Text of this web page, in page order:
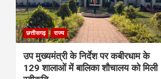
छत्तीसगढ़ राज्य
उप मुख्यमंत्री के निर्देश पर कबीरधाम के
129 शालाओं में बालिका शौचालय को मिली